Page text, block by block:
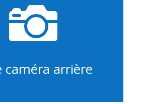

caméra arrière